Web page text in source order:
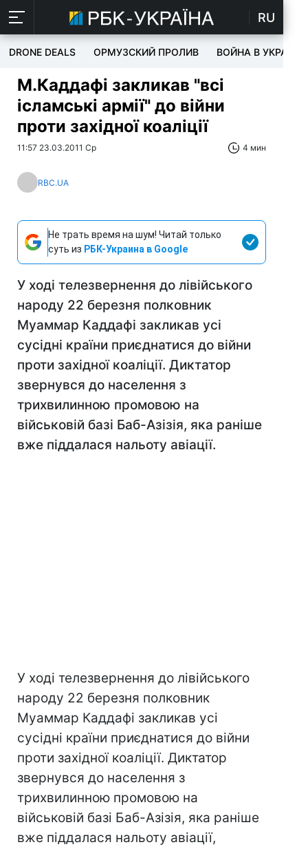
RU
DRONE DEALS ОРМУЗСКИЙ ПРОЛИВ ВОЙНА В УКРАИНЕ
М.Каддафі закликав "всі
ісламські армії" до війни
проти західної коаліції
11:57 23.03.2011 Ср 4 мин
RBC.UA
Не трать время на шум! Читай только
суть из РБК-Украина в Google
У ході телезвернення до лівійського
народу 22 березня полковник
Муаммар Каддафі закликав усі
сусідні країни приєднатися до війни
проти західної коаліції. Диктатор
звернувся до населення з
трихвилинною промовою на
військовій базі Баб-Азізія, яка раніше
вже піддалася нальоту авіації.
У ході телезвернення до лівійського
народу 22 березня полковник
Муаммар Каддафі закликав усі
сусідні країни приєднатися до війни
проти західної коаліції. Диктатор
звернувся до населення з
трихвилинною промовою на
військовій базі Баб-Азізія, яка раніше
вже піддалася нальоту авіації,